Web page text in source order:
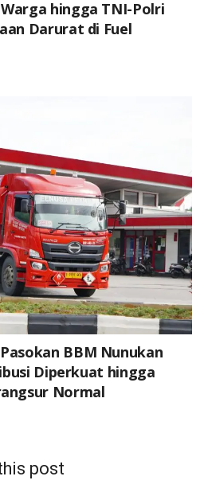
hingga TNI-Polri
Darurat di Fuel
BBM Nunukan
Diperkuat hingga
Normal
post